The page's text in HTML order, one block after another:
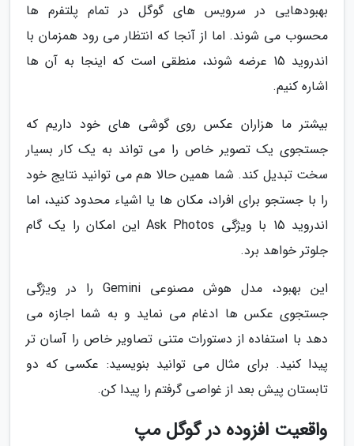
بهبودهایی در سرویس های گوگل در تمام پلتفرم ها
محسوب می شوند. اما از آنجا که انتظار می رود همزمان با
اندروید 15 عرضه شوند، منطقی است که اینجا به آن ها
اشاره کنیم.
بیشتر ما هزاران عکس روی گوشی های خود داریم که
جستجوی یک تصویر خاص را می تواند به یک کار بسیار
سخت تبدیل کند. شما همین حالا هم می توانید نتایج خود
را با جستجو برای افراد، مکان ها یا اشیاء محدود کنید، اما
اندروید 15 با ویژگی Ask Photos این امکان را یک گام
جلوتر خواهد برد.
این بهبود، مدل هوش مصنوعی Gemini را در ویژگی
جستجوی عکس ها ادغام می نماید و به شما اجازه می
دهد با استفاده از دستورات متنی تصاویر خاص را آسان تر
پیدا کنید. برای مثال می توانید بنویسید: عکسی که دو
تابستان پیش بعد از غواصی گرفتم را پیدا کن.
واقعیت افزوده در گوگل مپ